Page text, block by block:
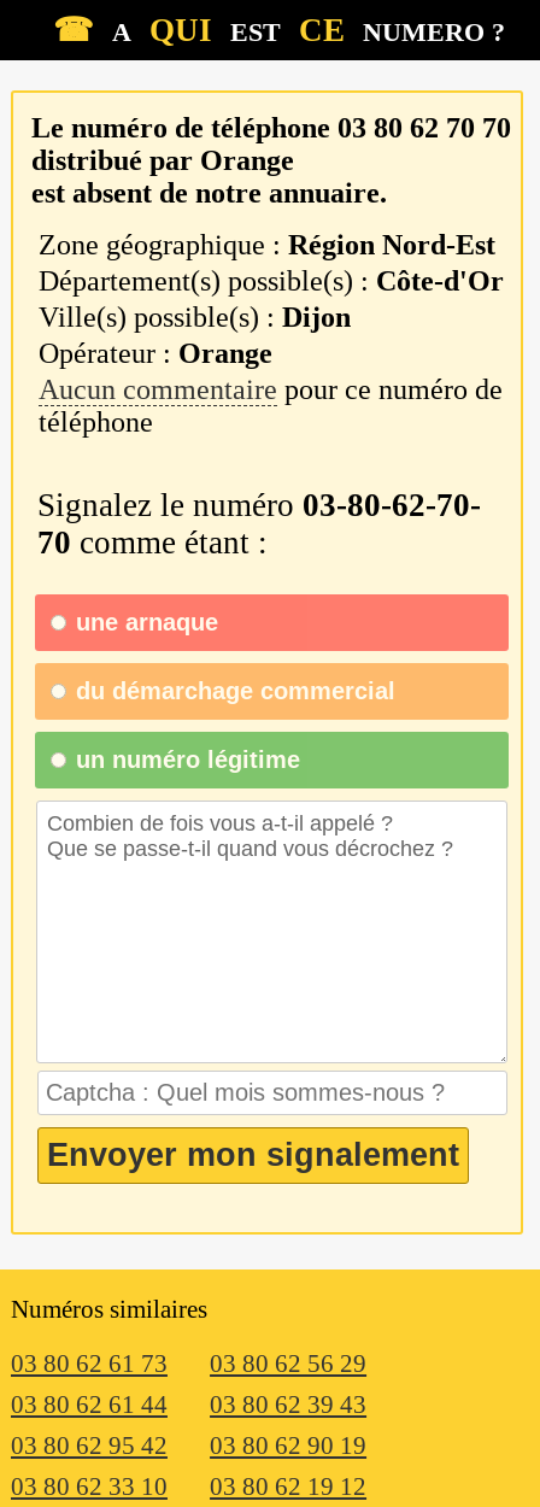
☎ A QUI EST CE NUMERO ?
Le numéro de téléphone 03 80 62 70 70
distribué par Orange
est absent de notre annuaire.
Zone géographique :Région Nord-Est
Département(s) possible(s) : Côte-d'Or
Ville(s) possible(s) :Dijon
Opérateur : Orange
Aucun commentaire pour ce numéro de
téléphone
Signalez le numéro 03-80-62-70-
70 comme étant :
une arnaque
du démarchage commercial
un numéro légitime
Numéros similaires
03 80 62 61 73
03 80 62 56 29
03 80 62 61 44
03 80 62 39 43
03 80 62 95 42
03 80 62 90 19
03 80 62 33 10
03 80 62 19 12